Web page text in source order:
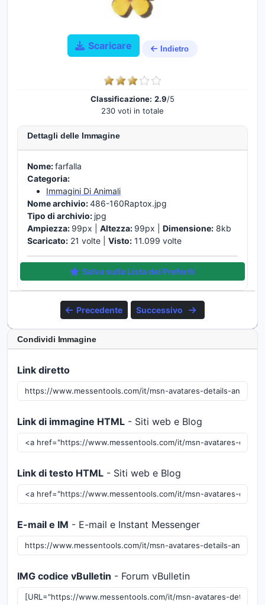
Scaricare Indietro
Classificazione: 2.9/5
230 voti in totale
Dettagli delle Immagine
Nome:farfalla
Categoria:
Immagini Di Animali
Nome archivio:486-160Raptox.jpg
Tipo di archivio: jpg
Ampiezza: 99px | Altezza: 99px | Dimensione: 8kb
Scaricato: 21 volte | Visto: 11.099 volte
Salva sulla Lista dei Preferiti
Precedente Successivo
Condividi Immagine
Link diretto
Link di immagine HTML - Siti web e Blog
Link di testo HTML - Siti web e Blog
E-mail e IM - E-mail e Instant Messenger
IMG codice vBulletin - Forum vBulletin